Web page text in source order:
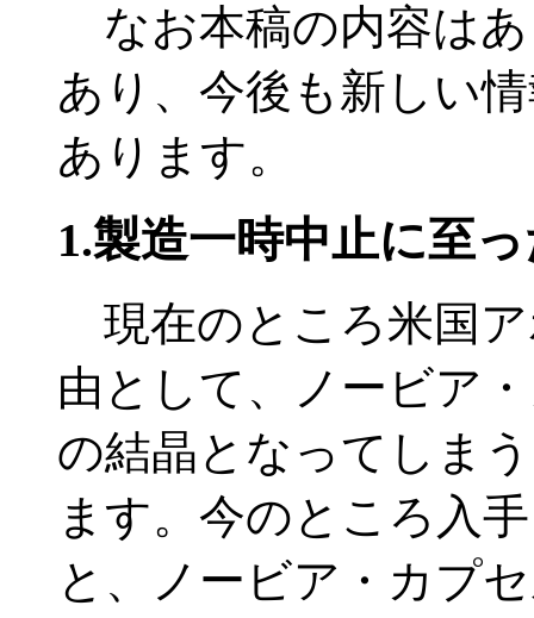
なお本稿の内容は
あり、今後も新しい
あります。
1.製造一時中止に至
現在のところ米国
由として、ノービア
の結晶となってしま
ます。今のところ入
と、ノービア・カプ